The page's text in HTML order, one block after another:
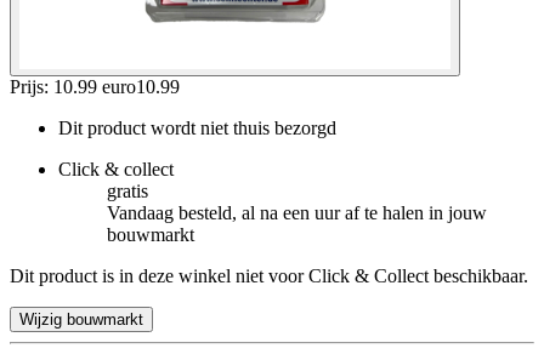
Prijs: 10.99 euro10.99
Dit product wordt niet thuis bezorgd
Click & collect
gratis
Vandaag besteld, al na een uur af te halen in jouw
bouwmarkt
Dit product is in deze winkel niet voor Click & Collect beschikbaar.
Wijzig bouwmarkt